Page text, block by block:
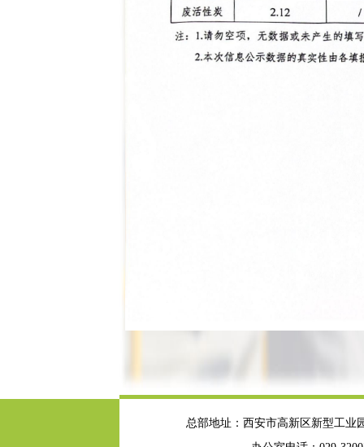
总部地址：西安市高新区新型工业